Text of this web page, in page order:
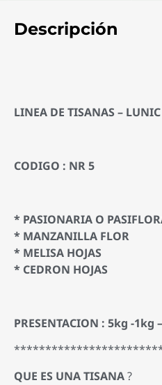
Descripción
LINEA DE TISANAS – LUNIC
CODIGO : NR 5
* PASIONARIA O
* MANZANILLA FLOR
* MELISA HOJAS
* CEDRON HOJAS
PRESENTACION : 5kg -1kg
QUE ES UNA TISANA?